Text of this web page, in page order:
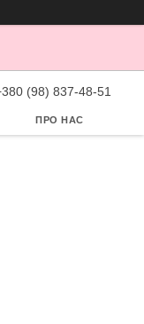
(98) 837-48-51
ПРО НАС